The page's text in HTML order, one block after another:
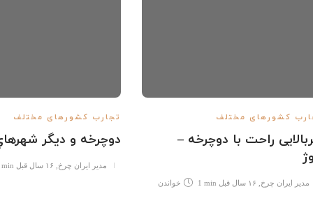
کشورهای مختلف
راحت با دوچرخه –
مدیر ایران چرخ ۱۶ سال قبل 1 min خواندن
تجارب کشورهای مختلف
دوچرخه و ديگر
مدیر ایران چرخ ۱۶ سال قبل min